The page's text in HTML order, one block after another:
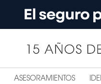
ASESORAMIENTOS